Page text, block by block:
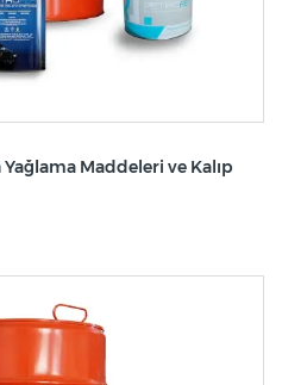
Yağlama Maddeleri ve Kalıp